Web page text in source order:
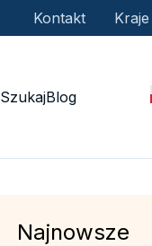
Kontakt Kraje
SzukajBlog
Najnowsze